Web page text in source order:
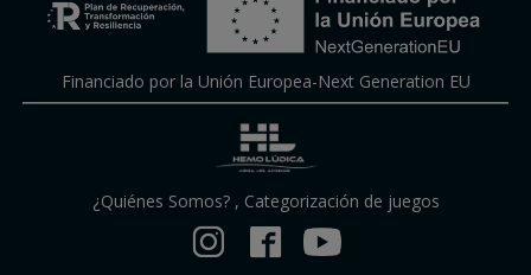
Financiado por la Unión Europea-Next Generation EU
¿Quiénes Somos?, Categorización de juegos